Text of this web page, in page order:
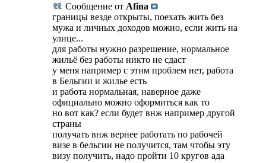
Сообщение от Afina
границы везде открыты, поехать жить без
мужа и личных доходов можно, если жить на
улице...
для работы нужно разрешение, нормальное
жильё без работы никто не сдаст
у меня например с этим проблем нет, работа
в Бельгии и жилье есть
и работа нормальная, наверное даже
официально можно оформиться как то
но вот как? если будет внж например другой
страны
получать внж вернее работать по рабочей
визе в бельгии не получится, там чтобы эту
визу получить, надо пройти 10 кругов ада